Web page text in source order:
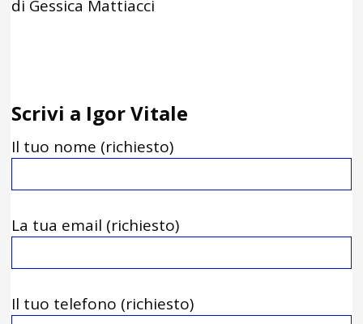
di Gessica Mattiacci
Scrivi a Igor Vitale
Il tuo nome (richiesto)
La tua email (richiesto)
Il tuo telefono (richiesto)